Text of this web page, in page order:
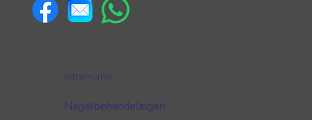
Informatie
Nagelbehandelingen